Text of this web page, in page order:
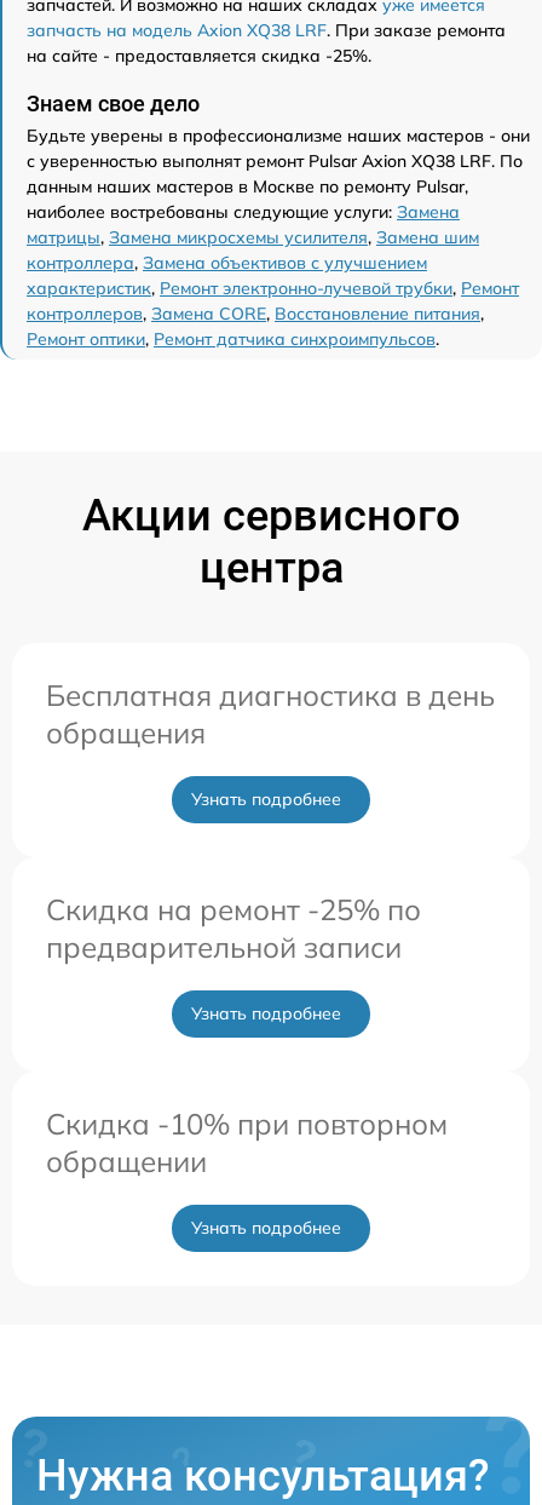
запчастей. И возможно на наших складах уже имеется
запчасть на модель Axion XQ38 LRF. При заказе ремонта
на сайте - предоставляется скидка -25%.
Знаем свое дело
Будьте уверены в профессионализме наших мастеров - они
с уверенностью выполнят ремонт Pulsar Axion XQ38 LRF. По
данным наших мастеров в Москве по ремонту Pulsar,
наиболее востребованы следующие услуги: Замена
матрицы, Замена микросхемы усилителя, Замена шим
контроллера, Замена объективов с улучшением
характеристик, Ремонт электронно-лучевой трубки, Ремонт
контроллеров, Замена CORE, Восстановление питания,
Ремонт оптики, Ремонт датчика синхроимпульсов.
Акции сервисного
центра
Бесплатная диагностика в день
обращения
Узнать подробнее
Скидка на ремонт -25% по
предварительной записи
Узнать подробнее
Скидка -10% при повторном
обращении
Узнать подробнее
Нужна консультация?